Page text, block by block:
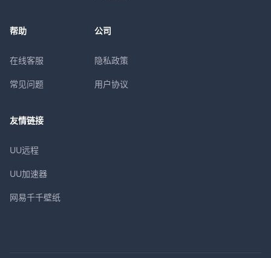
帮助
在线客服
常见问题
公司
隐私政策
用户协议
友情链接
UU远程
UU加速器
网易千千壁纸